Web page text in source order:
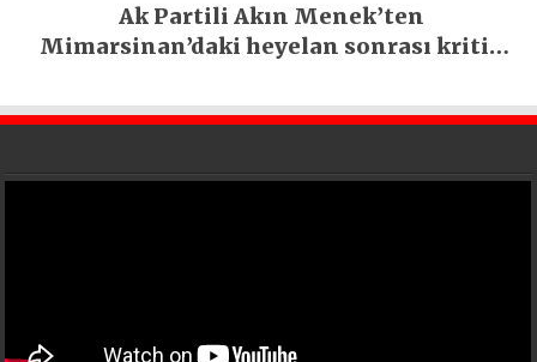
Ak Partili Akın Menek’ten
Mimarsinan’daki heyelan sonrası kritik